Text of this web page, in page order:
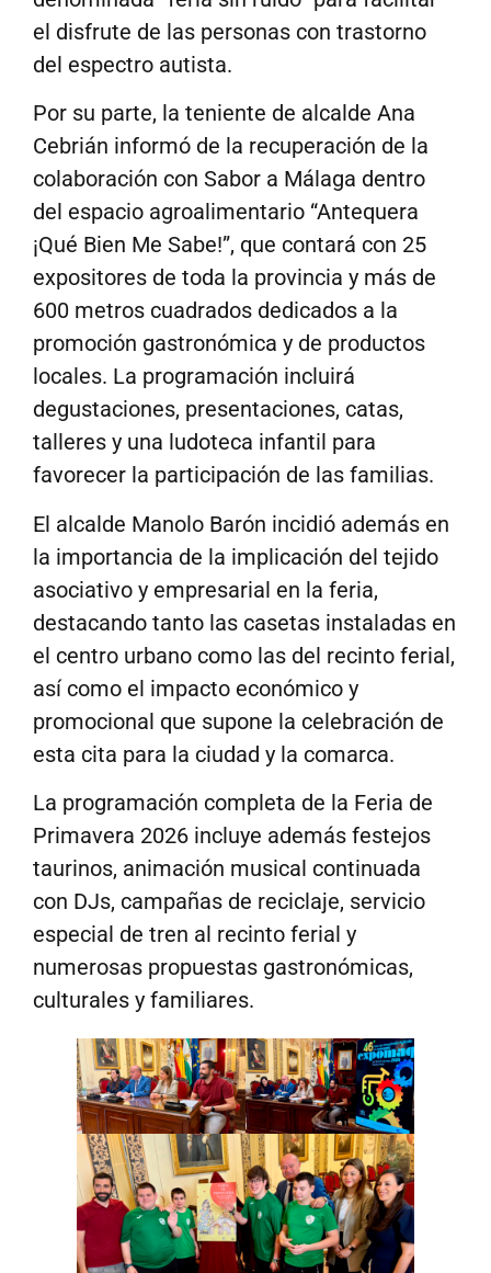
el disfrute de las personas con trastorno
del espectro autista.
Por su parte, la teniente de alcalde Ana
Cebrián informó de la recuperación de la
colaboración con Sabor a Málaga dentro
del espacio agroalimentario “Antequera
¡Qué Bien Me Sabe!”, que contará con 25
expositores de toda la provincia y más de
600 metros cuadrados dedicados a la
promoción gastronómica y de productos
locales. La programación incluirá
degustaciones, presentaciones, catas,
talleres y una ludoteca infantil para
favorecer la participación de las familias.
El alcalde Manolo Barón incidió además en
la importancia de la implicación del tejido
asociativo y empresarial en la feria,
destacando tanto las casetas instaladas en
el centro urbano como las del recinto ferial,
así como el impacto económico y
promocional que supone la celebración de
esta cita para la ciudad y la comarca.
La programación completa de la Feria de
Primavera 2026 incluye además festejos
taurinos, animación musical continuada
con DJs, campañas de reciclaje, servicio
especial de tren al recinto ferial y
numerosas propuestas gastronómicas,
culturales y familiares.